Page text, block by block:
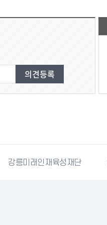
강릉미래인재육성재단